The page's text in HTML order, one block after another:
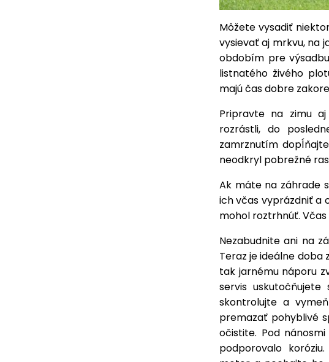
Môžete vysadiť
vysievať aj mrkvu, na
obdobím pre
listnatého živého
majú čas dobre
Pripravte na zimu
rozrástli, do
zamrznutím
neodkryl pobrežné
Ak máte na záhrade
ich včas vyprázdniť a
mohol roztrhnúť.
Nezabudnite ani na
Teraz je ideálne doba
tak jarnému náporu
servis
skontrolujte a
premazať pohyblivé
očistite. Pod
podporovalo